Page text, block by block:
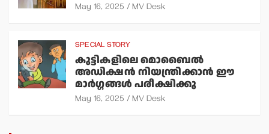
May 16, 2025 MV Desk
SPECIAL STORY
കുട്ടികളിലെ മൊബൈല്‍
അഡിക്ഷന്‍ നിയന്ത്രിക്കാന്‍ ഈ
മാര്‍ഗ്ഗങ്ങള്‍ പരീക്ഷിക്കൂ
May 16, 2025 MV Desk